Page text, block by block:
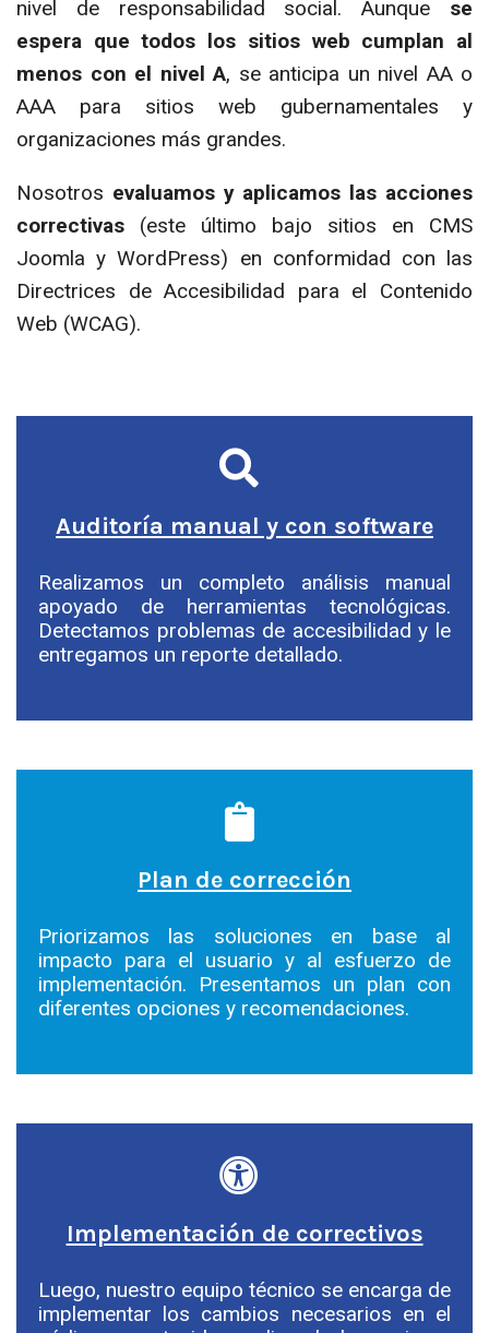
nivel de responsabilidad social. Aunque se
espera que todos los sitios web cumplan al
menos con el nivel A, se anticipa un nivel AA o
AAA para sitios web gubernamentales y
organizaciones más grandes.
Nosotros evaluamos y aplicamos las acciones
correctivas (este último bajo sitios en CMS
Joomla y WordPress) en conformidad con las
Directrices de Accesibilidad para el Contenido
Web (WCAG).
Auditoría manual y con software
Realizamos un completo análisis manual
apoyado de herramientas tecnológicas.
Detectamos problemas de accesibilidad y le
entregamos un reporte detallado.
Plan de corrección
Priorizamos las soluciones en base al
impacto para el usuario y al esfuerzo de
implementación. Presentamos un plan con
diferentes opciones y recomendaciones.
Implementación de correctivos
Luego, nuestro equipo técnico se encarga de
implementar los cambios necesarios en el